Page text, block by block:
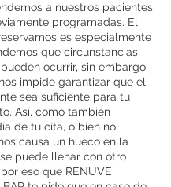
a nuestros pacientes
programadas. El
es especialmente
que circunstancias
ocurrir, sin embargo,
impide garantizar que el
sea suficiente para tu
Así, como también
de tu cita, o bien no
causa un hueco en la
puede llenar con otro
eso que RENUVE